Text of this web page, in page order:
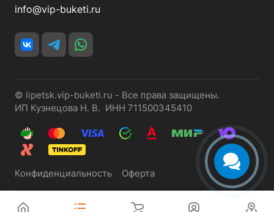
info@vip-buketi.ru
© lipetsk.vip-buketi.ru - Все права защищены.
ИП Кузнецова Н. В. ИНН 711500345410
Конфиденциальность Оферта